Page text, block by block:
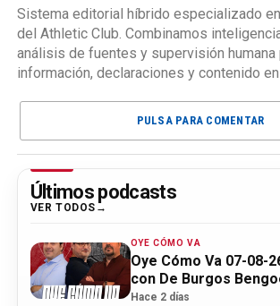
Sistema editorial híbrido especializado
del Athletic Club. Combinamos
análisis de fuentes y supervisión humana
información, declaraciones y contenido
PULSA PARA COMENTAR
Últimos podcasts
VER TODOS
OYE CÓMO VA
Oye Cómo Va 07-08-
con De Burgos
actualidad Athletic
Hace 2 días